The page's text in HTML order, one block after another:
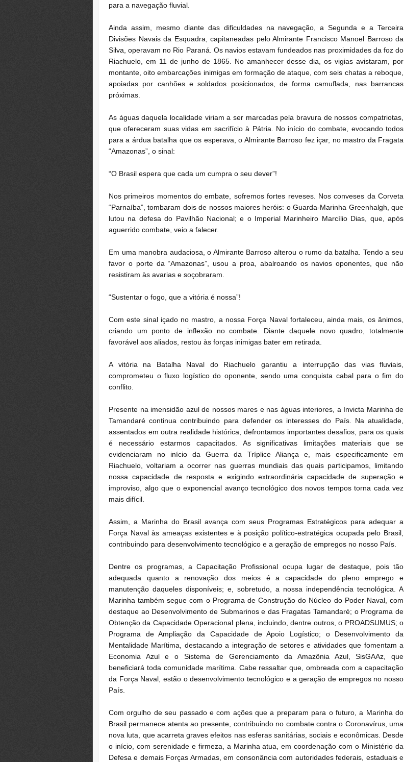
para a navegação fluvial.
Ainda assim, mesmo diante das dificuldades na navegação, a Segunda e a Terceira
Divisões Navais da Esquadra, capitaneadas pelo Almirante Francisco Manoel Barroso da
Silva, operavam no Rio Paraná. Os navios estavam fundeados nas proximidades da foz do
Riachuelo, em 11 de junho de 1865. No amanhecer desse dia, os vigias avistaram, por
montante, oito embarcações inimigas em formação de ataque, com seis chatas a reboque,
apoiadas por canhões e soldados posicionados, de forma camuflada, nas barrancas
próximas.
As águas daquela localidade viriam a ser marcadas pela bravura de nossos compatriotas,
que ofereceram suas vidas em sacrifício à Pátria. No início do combate, evocando todos
para a árdua batalha que os esperava, o Almirante Barroso fez içar, no mastro da Fragata
“Amazonas”, o sinal:
“O Brasil espera que cada um cumpra o seu dever”!
Nos primeiros momentos do embate, sofremos fortes reveses. Nos conveses da Corveta
“Parnaíba”, tombaram dois de nossos maiores heróis: o Guarda-Marinha Greenhalgh, que
lutou na defesa do Pavilhão Nacional; e o Imperial Marinheiro Marcílio Dias, que, após
aguerrido combate, veio a falecer.
Em uma manobra audaciosa, o Almirante Barroso alterou o rumo da batalha. Tendo a seu
favor o porte da “Amazonas”, usou a proa, abalroando os navios oponentes, que não
resistiram às avarias e soçobraram.
“Sustentar o fogo, que a vitória é nossa”!
Com este sinal içado no mastro, a nossa Força Naval fortaleceu, ainda mais, os ânimos,
criando um ponto de inflexão no combate. Diante daquele novo quadro, totalmente
favorável aos aliados, restou às forças inimigas bater em retirada.
A vitória na Batalha Naval do Riachuelo garantiu a interrupção das vias fluviais,
comprometeu o fluxo logístico do oponente, sendo uma conquista cabal para o fim do
conflito.
Presente na imensidão azul de nossos mares e nas águas interiores, a Invicta Marinha de
Tamandaré continua contribuindo para defender os interesses do País. Na atualidade,
assentados em outra realidade histórica, defrontamos importantes desafios, para os quais
é necessário estarmos capacitados. As significativas limitações materiais que se
evidenciaram no início da Guerra da Tríplice Aliança e, mais especificamente em
Riachuelo, voltariam a ocorrer nas guerras mundiais das quais participamos, limitando
nossa capacidade de resposta e exigindo extraordinária capacidade de superação e
improviso, algo que o exponencial avanço tecnológico dos novos tempos torna cada vez
mais difícil.
Assim, a Marinha do Brasil avança com seus Programas Estratégicos para adequar a
Força Naval às ameaças existentes e à posição político-estratégica ocupada pelo Brasil,
contribuindo para desenvolvimento tecnológico e a geração de empregos no nosso País.
Dentre os programas, a Capacitação Profissional ocupa lugar de destaque, pois tão
adequada quanto a renovação dos meios é a capacidade do pleno emprego e
manutenção daqueles disponíveis; e, sobretudo, a nossa independência tecnológica. A
Marinha também segue com o Programa de Construção do Núcleo do Poder Naval, com
destaque ao Desenvolvimento de Submarinos e das Fragatas Tamandaré; o Programa de
Obtenção da Capacidade Operacional plena, incluindo, dentre outros, o PROADSUMUS; o
Programa de Ampliação da Capacidade de Apoio Logístico; o Desenvolvimento da
Mentalidade Marítima, destacando a integração de setores e atividades que fomentam a
Economia Azul e o Sistema de Gerenciamento da Amazônia Azul, SisGAAz, que
beneficiará toda comunidade marítima. Cabe ressaltar que, ombreada com a capacitação
da Força Naval, estão o desenvolvimento tecnológico e a geração de empregos no nosso
País.
Com orgulho de seu passado e com ações que a preparam para o futuro, a Marinha do
Brasil permanece atenta ao presente, contribuindo no combate contra o Coronavírus, uma
nova luta, que acarreta graves efeitos nas esferas sanitárias, sociais e econômicas. Desde
o início, com serenidade e firmeza, a Marinha atua, em coordenação com o Ministério da
Defesa e demais Forças Armadas, em consonância com autoridades federais, estaduais e